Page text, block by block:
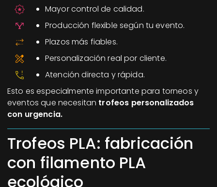
Mayor control de calidad.
Producción flexible según tu evento.
Plazos más fiables.
Personalización real por cliente.
Atención directa y rápida.
Esto es especialmente importante para torneos y
eventos que necesitan trofeos personalizados
con urgencia.
Trofeos PLA: fabricación
con filamento PLA
ecológico